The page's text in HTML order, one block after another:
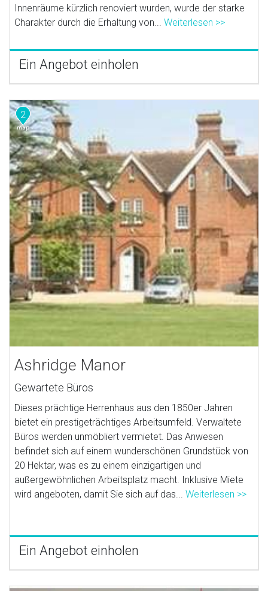
Innenräume kürzlich renoviert wurden, wurde der starke
Charakter durch die Erhaltung von...Weiterlesen >>
Ein Angebot einholen
2
Ashridge Manor
Gewartete Büros
Dieses prächtige Herrenhaus aus den 1850er Jahren
bietet ein prestigeträchtiges Arbeitsumfeld. Verwaltete
Büros werden unmöbliert vermietet. Das Anwesen
befindet sich auf einem wunderschönen Grundstück von
20 Hektar, was es zu einem einzigartigen und
außergewöhnlichen Arbeitsplatz macht. Inklusive Miete
wird angeboten, damit Sie sich auf das...Weiterlesen >>
Ein Angebot einholen